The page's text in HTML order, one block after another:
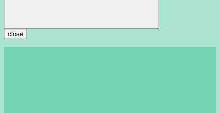
close